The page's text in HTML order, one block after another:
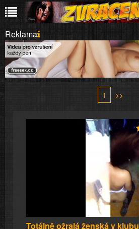
Reklama
1 >>
Totálně ožralá ženská v klubu